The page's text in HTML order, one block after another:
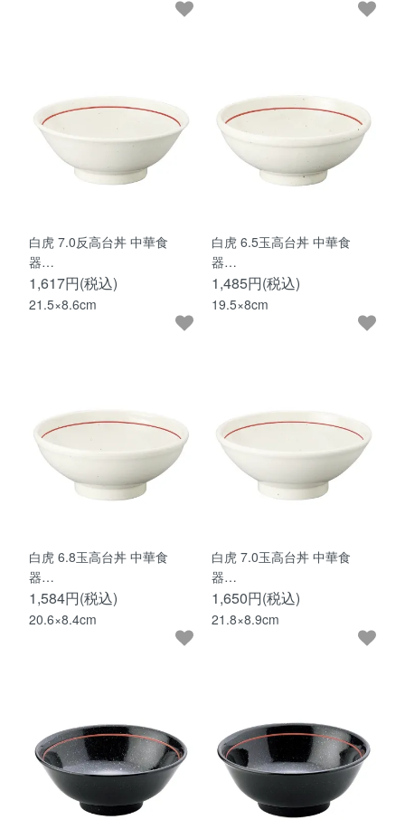
白虎 7.0反高台丼 中華食
器…
1,617円(税込)
21.5×8.6cm
白虎 6.5玉高台丼 中華食
器…
1,485円(税込)
19.5×8cm
白虎 6.8玉高台丼 中華食
器…
1,584円(税込)
20.6×8.4cm
白虎 7.0玉高台丼 中華食
器…
1,650円(税込)
21.8×8.9cm